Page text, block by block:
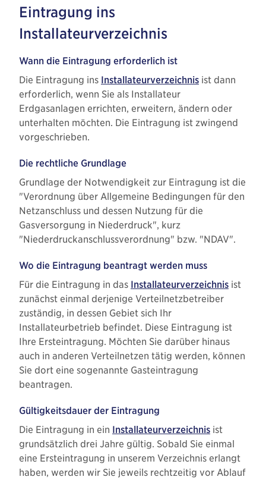
Eintragung ins
Installateurverzeichnis
Wann die Eintragung erforderlich ist
Die Eintragung ins Installateurverzeichnis ist dann
erforderlich, wenn Sie als Installateur
Erdgasanlagen errichten, erweitern, ändern oder
unterhalten möchten. Die Eintragung ist zwingend
vorgeschrieben.
Die rechtliche Grundlage
Grundlage der Notwendigkeit zur Eintragung ist die
"Verordnung über Allgemeine Bedingungen für den
Netzanschluss und dessen Nutzung für die
Gasversorgung in Niederdruck", kurz
"Niederdruckanschlussverordnung" bzw. "NDAV".
Wo die Eintragung beantragt werden muss
Für die Eintragung in das Installateurverzeichnis ist
zunächst einmal derjenige Verteilnetzbetreiber
zuständig, in dessen Gebiet sich Ihr
Installateurbetrieb befindet. Diese Eintragung ist
Ihre Ersteintragung. Möchten Sie darüber hinaus
auch in anderen Verteilnetzen tätig werden, können
Sie dort eine sogenannte Gasteintragung
beantragen.
Gültigkeitsdauer der Eintragung
Die Eintragung in ein Installateurverzeichnis ist
grundsätzlich drei Jahre gültig. Sobald Sie einmal
eine Ersteintragung in unserem Verzeichnis erlangt
haben, werden wir Sie jeweils rechtzeitig vor Ablauf